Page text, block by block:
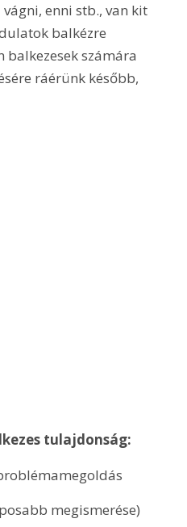
enni stb., van kit
balkézre
balkezesek számára
ráérünk később,
tulajdonság:
megismerése)